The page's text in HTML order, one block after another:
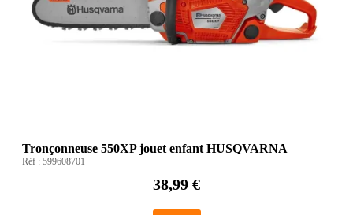
Tronçonneuse 550XP jouet enfant HUSQVARNA
Réf : 599608701
38,99 €